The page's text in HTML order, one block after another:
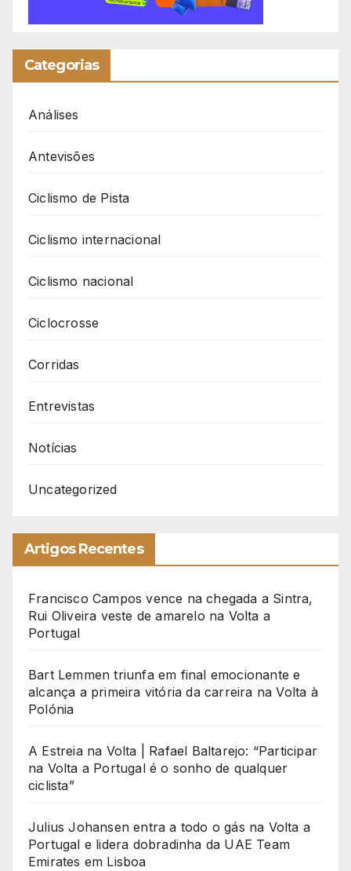
Categorias
Análises
Antevisões
Ciclismo de Pista
Ciclismo internacional
Ciclismo nacional
Ciclocrosse
Corridas
Entrevistas
Notícias
Uncategorized
Artigos Recentes
Francisco Campos vence na chegada a Sintra,
Rui Oliveira veste de amarelo na Volta a
Portugal
Bart Lemmen triunfa em final emocionante e
alcança a primeira vitória da carreira na Volta à
Polónia
A Estreia na Volta | Rafael Baltarejo: “Participar
na Volta a Portugal é o sonho de qualquer
ciclista”
Julius Johansen entra a todo o gás na Volta a
Portugal e lidera dobradinha da UAE Team
Emirates em Lisboa